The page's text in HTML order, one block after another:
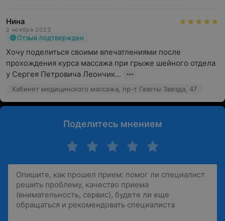
Нина
2 ноября 2023
Отзыв подтвержден
Хочу поделиться своими впечатлениями после
прохождения курса массажа при грыже шейного отдела
у Сергея Петровича Леончик...
Кабинет медицинского массажа, пр-т Газеты Звезда, 47
Поделитесь мнением